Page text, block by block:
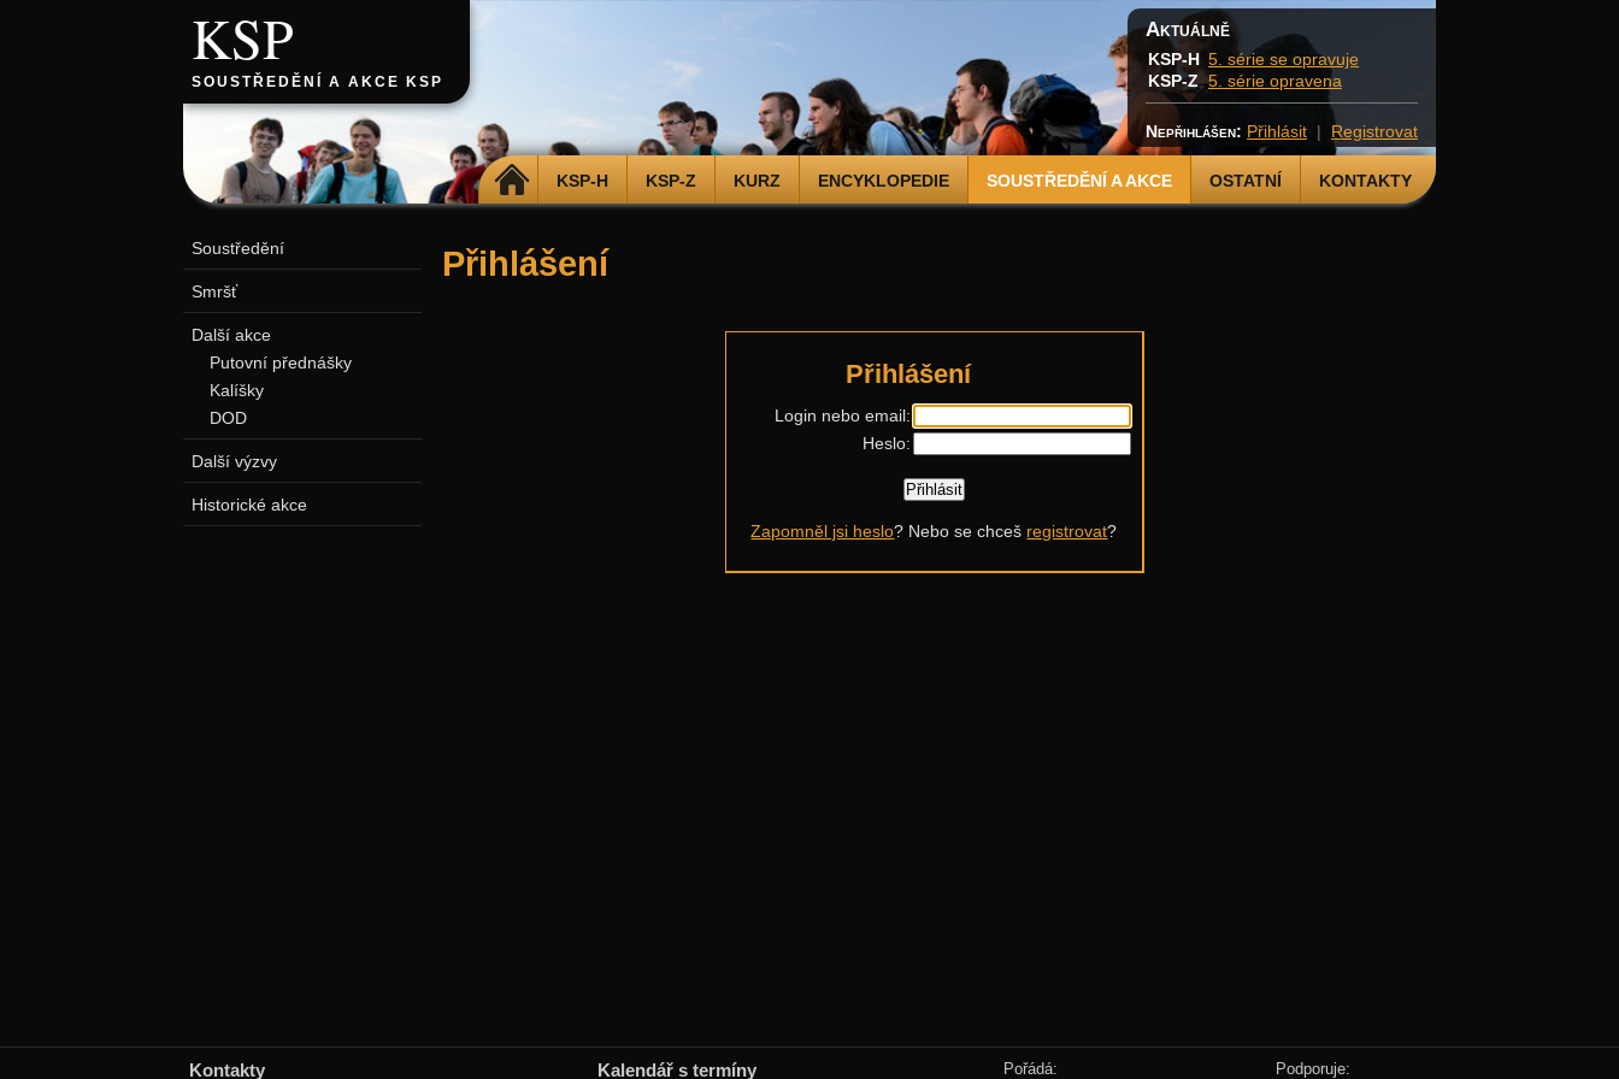
KSP
SOUSTŘEDĚNÍ A AKCE KSP
DOMŮ KSP-H KSP-Z KURZ ENCYKLOPEDIE SOUSTŘEDĚNÍ A AKCE OSTATNÍ KONTAKTY
Aktuálně
KSP-H 5. série se opravuje
KSP-Z 5. série opravena
Nepřihlášen: Přihlásit | Registrovat
Přihlášení
Přihlášení
Login nebo email:
Heslo:
Zapomněl jsi heslo? Nebo se chceš registrovat?
Soustředění
Smršť
Další akce
Putovní přednášky
Kalíšky
DOD
Další výzvy
Historické akce
Kontakty Kalendář s termíny Pořádá: Podporuje: